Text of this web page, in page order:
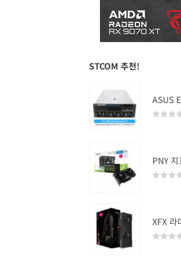
STCOM 추천!